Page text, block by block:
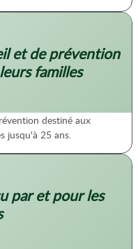
et de prévention
familles
destiné aux
jusqu'à 25 ans.
par et pour les